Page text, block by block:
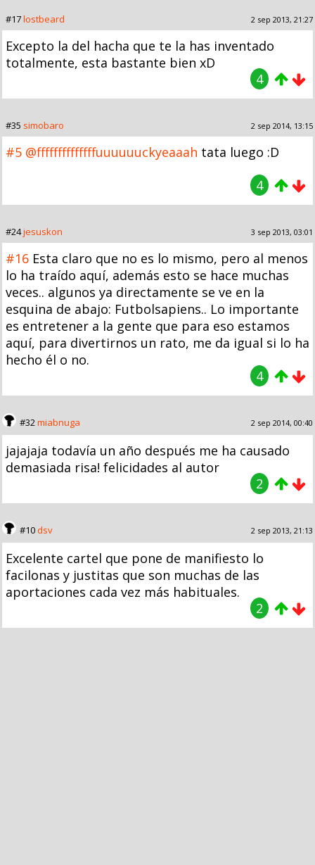
#17lostbeard 2 sep 2013, 21:27
Excepto la del hacha que te la has inventado
totalmente, esta bastante bien xD
4
#35 simobaro 2 sep 2014, 13:15
#5 @ffffffffffffffuuuuuuckyeaaah tata luego :D
4
#24jesuskon 3 sep 2013, 03:01
#16 Esta claro que no es lo mismo, pero al menos
lo ha traído aquí, además esto se hace muchas
veces.. algunos ya directamente se ve en la
esquina de abajo: Futbolsapiens.. Lo importante
es entretener a la gente que para eso estamos
aquí, para divertirnos un rato, me da igual si lo ha
hecho él o no.
4
#32miabnuga 2 sep 2014, 00:40
jajajaja todavía un año después me ha causado
demasiada risa! felicidades al autor
2
#10dsv 2 sep 2013, 21:13
Excelente cartel que pone de manifiesto lo
facilonas y justitas que son muchas de las
aportaciones cada vez más habituales.
2